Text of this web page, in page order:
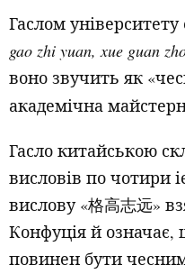
Гаслом університету
gao zhi yuan, xue guan
воно звучить як
академічна
Гасло китайською
висловів по чотири
вислову «格高志远»
Конфуція й
повинен бути